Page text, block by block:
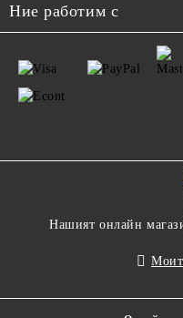
Ние работим с
Нашият онлайн